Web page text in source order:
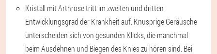
Kristall mit Arthrose tritt im zweiten und dritten
Entwicklungsgrad der Krankheit auf. Knusprige Geräusche
unterscheiden sich von gesunden Klicks, die manchmal
beim Ausdehnen und Biegen des Knies zu hören sind. Bei